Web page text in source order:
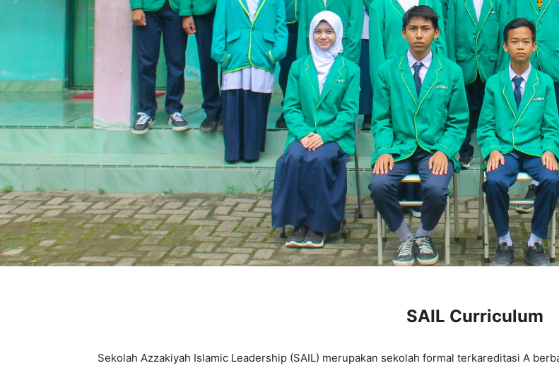
SAIL Curriculum
Sekolah Azzakiyah Islamic Leadership (SAIL) merupakan sekolah formal terkareditasi A